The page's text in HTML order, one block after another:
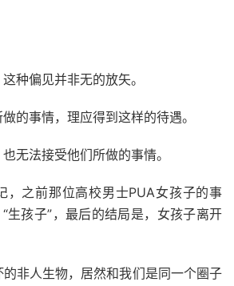
种偏见并非无的放矢。
的事情，理应得到这样的待遇。
无法接受他们所做的事情。
，之前那位高校男士PUA女孩子的事
生孩子”，最后的结局是，女孩子离开
非人生物，居然和我们是同一个圈子